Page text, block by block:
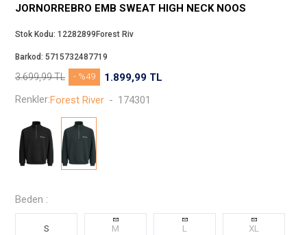
JORNORREBRO EMB SWEAT HIGH NECK NOOS
Stok Kodu: 12282899Forest Riv
Barkod: 5715732487719
3.699,99TL 1.899,99 TL
- %49
Beden :
S M L XL
Renkler:Forest River - 174301
Lee
Only
Nike
Levi`s
Erke